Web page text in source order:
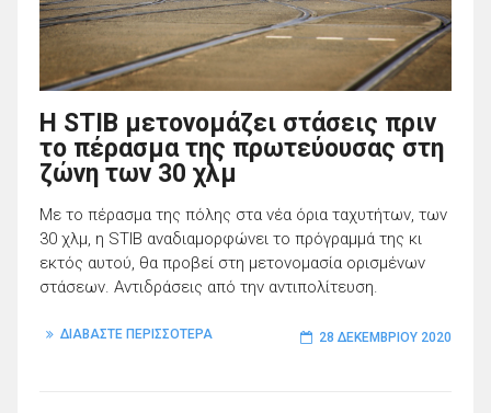
Η STIB μετονομάζει στάσεις πριν
το πέρασμα της πρωτεύουσας στη
ζώνη των 30 χλμ
Με το πέρασμα της πόλης στα νέα όρια ταχυτήτων, των
30 χλμ, η STIB αναδιαμορφώνει το πρόγραμμά της κι
εκτός αυτού, θα προβεί στη μετονομασία ορισμένων
στάσεων. Αντιδράσεις από την αντιπολίτευση.
ΔΙΑΒΑΣΤΕ ΠΕΡΙΣΣΟΤΕΡΑ 28 ΔΕΚΕΜΒΡΊΟΥ 2020